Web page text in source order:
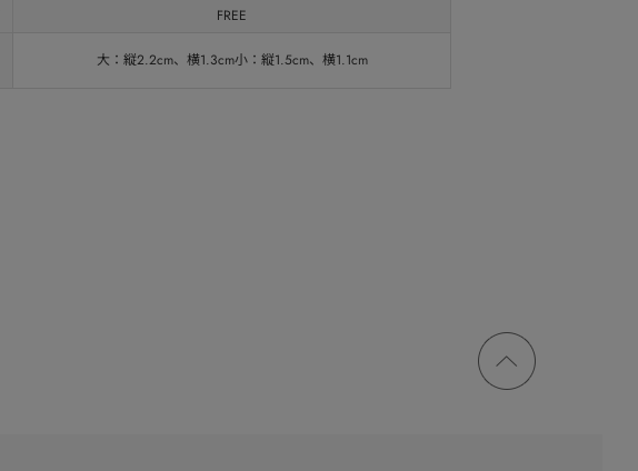
FREE
大：縦2.2cm、横1.3cm小：縦1.5cm、横1.1cm
ページ
トップ